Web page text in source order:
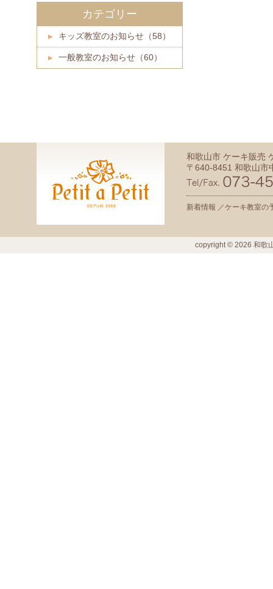
カテゴリー
キッズ教室のお知らせ（58）
一般教室のお知らせ（60）
和歌山市 ケーキ販売
〒640-8451 和歌山市
新着情報 ／ケーキ教室の
copyright © 2026 和歌